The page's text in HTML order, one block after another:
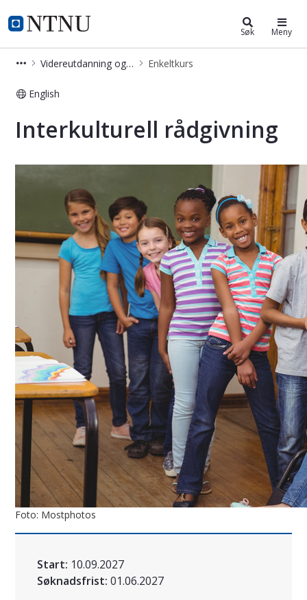
NTNU Hjemmeside
Videreutdanning og deltidsstudier
Søk Meny
Videreutdanning og deltidsstudier Enkeltkurs
English
Interkulturell rådgivning - Kurs -
Interkulturell rådgivning
Foto: Mostphotos
Start: 10.09.2027
Søknadsfrist: 01.06.2027